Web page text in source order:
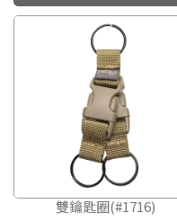
雙鑰匙圈(#1716)